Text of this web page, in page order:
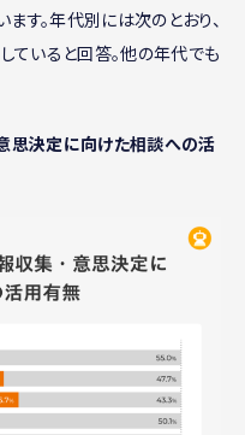
す。年代別には次のとおり、
ていると回答。他の年代でも
思決定に向けた相談への活